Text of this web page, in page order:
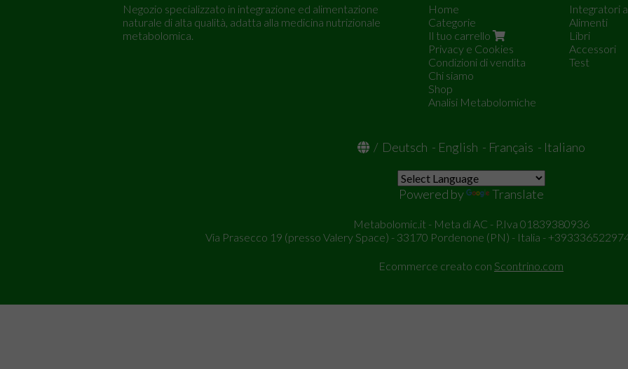
Negozio specializzato in integrazione ed alimentazione
naturale di alta qualità, adatta alla medicina nutrizionale
metabolomica.
Home
Categorie
Il tuo carrello
Privacy e Cookies
Condizioni di vendita
Chi siamo
Shop
Analisi Metabolomiche
Integratori
Alimenti
Libri
Accessori
Test
/ Deutsch - English - Français - Italiano
Powered by Translate
Metabolomic.it - Meta di AC - P.Iva 01839380936
Via Prasecco 19 (presso Valery Space) - 33170 Pordenone (PN) - Italia -
Ecommerce creato con Scontrino.com